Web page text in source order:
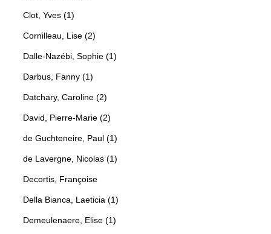
Clot, Yves (1)
Cornilleau, Lise (2)
Dalle-Nazébi, Sophie (1)
Darbus, Fanny (1)
Datchary, Caroline (2)
David, Pierre-Marie (2)
de Guchteneire, Paul (1)
de Lavergne, Nicolas (1)
Decortis, Françoise
Della Bianca, Laeticia (1)
Demeulenaere, Elise (1)